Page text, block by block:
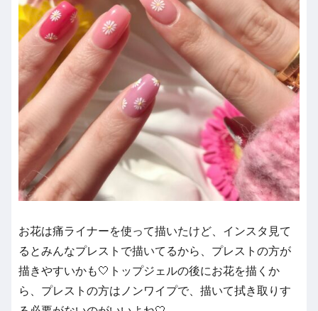
お花は痛ライナーを使って描いたけど、インスタ見て
るとみんなプレストで描いてるから、プレストの方が
描きやすいかも🤍トップジェルの後にお花を描くか
ら、プレストの方はノンワイプで、描いて拭き取りす